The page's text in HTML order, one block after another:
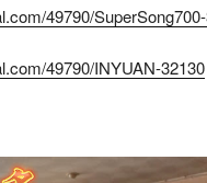
49790/
49790/INYUAN-32130